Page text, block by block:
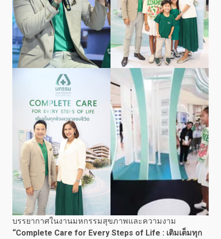
บรรยากาศในงานมหกรรมสุขภาพและความงาม
“Complete Care for Every Steps of Life : เติมเต็มทุก